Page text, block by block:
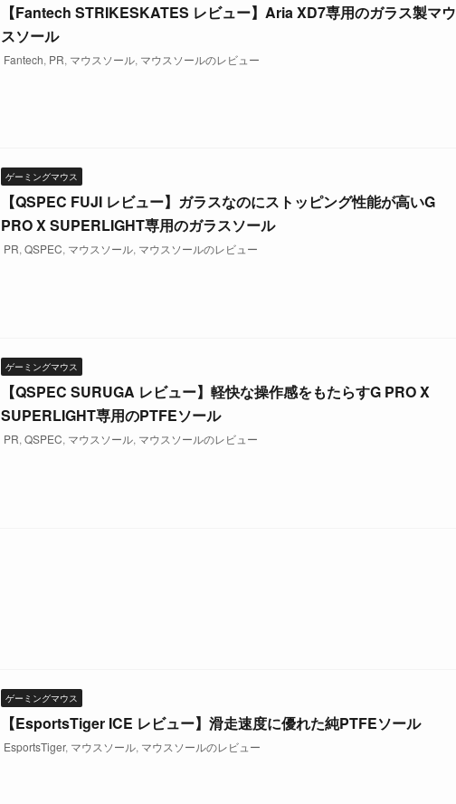
【Fantech STRIKESKATES レビュー】Aria XD7専用のガラス製マウ
スソール
Fantech, PR, マウスソール, マウスソールのレビュー
ゲーミングマウス
【QSPEC FUJI レビュー】ガラスなのにストッピング性能が高いG
PRO X SUPERLIGHT専用のガラスソール
PR, QSPEC, マウスソール, マウスソールのレビュー
ゲーミングマウス
【QSPEC SURUGA レビュー】軽快な操作感をもたらすG PRO X
SUPERLIGHT専用のPTFEソール
PR, QSPEC, マウスソール, マウスソールのレビュー
ゲーミングマウス
【EsportsTiger ICE レビュー】滑走速度に優れた純PTFEソール
EsportsTiger, マウスソール, マウスソールのレビュー